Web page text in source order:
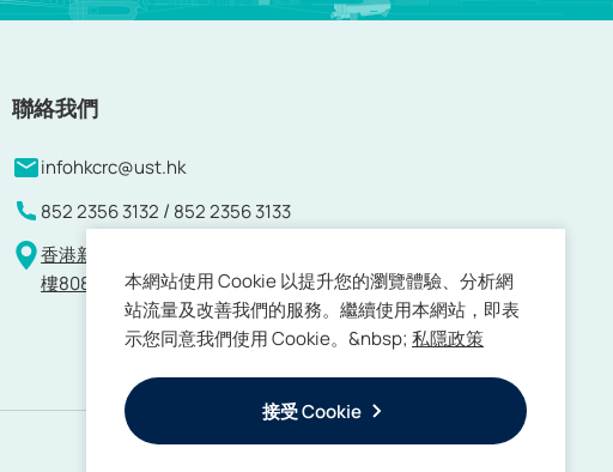
本網站使用 Cookie 以提升您的瀏覽體驗、分析網
站流量及改善我們的服務。繼續使用本網站，即表
示您同意我們使用 Cookie。&nbsp; 私隱政策
接受 Cookie
聯絡我們
infohkcrc@ust.hk
852 2356 3132 / 852 2356 3133
香港新界白石角香港科學園科技大道西17號 17W大樓8
樓808-813及815室
使用条款私隱政策